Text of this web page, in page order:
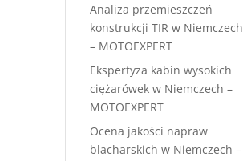
Analiza przemieszczeń
konstrukcji TIR w Niemczech
– MOTOEXPERT
Ekspertyza kabin wysokich
ciężarówek w Niemczech –
MOTOEXPERT
Ocena jakości napraw
blacharskich w Niemczech –